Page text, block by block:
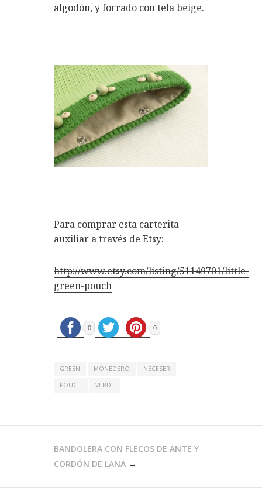
algodón, y forrado con tela beige.
Para comprar esta carterita
auxiliar a través de Etsy:
http://www.etsy.com/listing/51149701/little-
green-pouch
0 0
GREEN MONEDERO
NECESER
POUCH
VERDE
NAVEGACIÓN
ENTRADAS
BANDOLERA CON FLECOS DE ANTE Y
CORDÓN DE LANA